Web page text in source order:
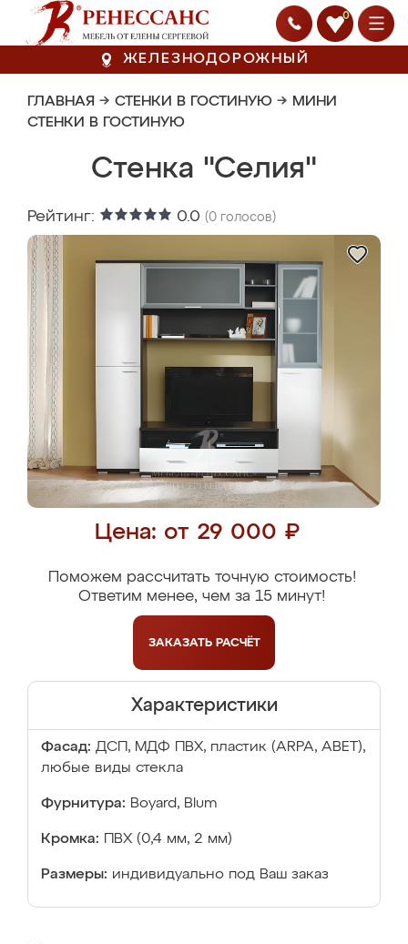
0
ЖЕЛЕЗНОДОРОЖНЫЙ
ГЛАВНАЯ → СТЕНКИ В ГОСТИНУЮ → МИНИ
СТЕНКИ В ГОСТИНУЮ
Стенка "Селия"
Рейтинг: 0.0 (0 голосов)
Цена: от 29 000 ₽
Поможем рассчитать точную стоимость!
Ответим менее, чем за 15 минут!
ЗАКАЗАТЬ РАСЧЁТ
Характеристики
Фасад: ДСП, МДФ ПВХ, пластик (ARPA, ABET),
любые виды стекла
Фурнитура: Boyard, Blum
Кромка: ПВХ (0,4 мм, 2 мм)
Размеры: индивидуально под Ваш заказ